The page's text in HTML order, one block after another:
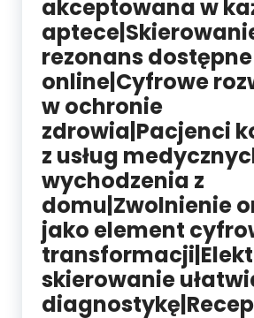
akceptowana w
rezonans dostępne
online|Cyfrowe
w ochronie
zdrowia|Pacjenci
z usług
wychodzenia z
domu|Zwolnienie
jako element
skierowanie